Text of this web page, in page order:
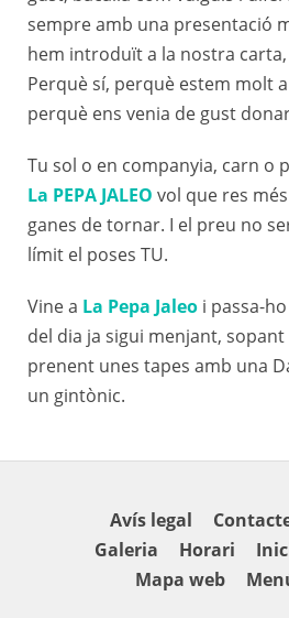
sempre amb una presentació
hem introduït a la nostra
Perquè sí, perquè estem molt
perquè ens venia de gust
Tu sol o en companyia, carn o
La PEPA JALEO vol que res
ganes de tornar. I el preu no
límit el poses TU.
Vine a La Pepa Jaleo i passa-
del dia ja sigui menjant,
prenent unes tapes amb una
un gintònic.
Avís legal
Galeria
Horari
Mapa web